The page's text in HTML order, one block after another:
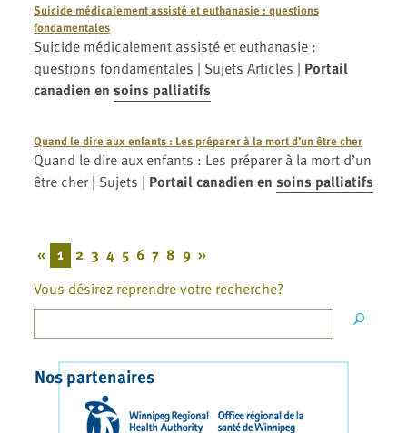
Suicide médicalement assisté et euthanasie : questions
fondamentales
Suicide médicalement assisté et euthanasie :
questions fondamentales | Sujets Articles | Portail
canadien en soins palliatifs
Quand le dire aux enfants : Les préparer à la mort d’un être cher
Quand le dire aux enfants : Les préparer à la mort d’un
être cher | Sujets | Portail canadien en soins palliatifs
« 1 2 3 4 5 6 7 8 9 »
Vous désirez reprendre votre recherche?
Nos partenaires